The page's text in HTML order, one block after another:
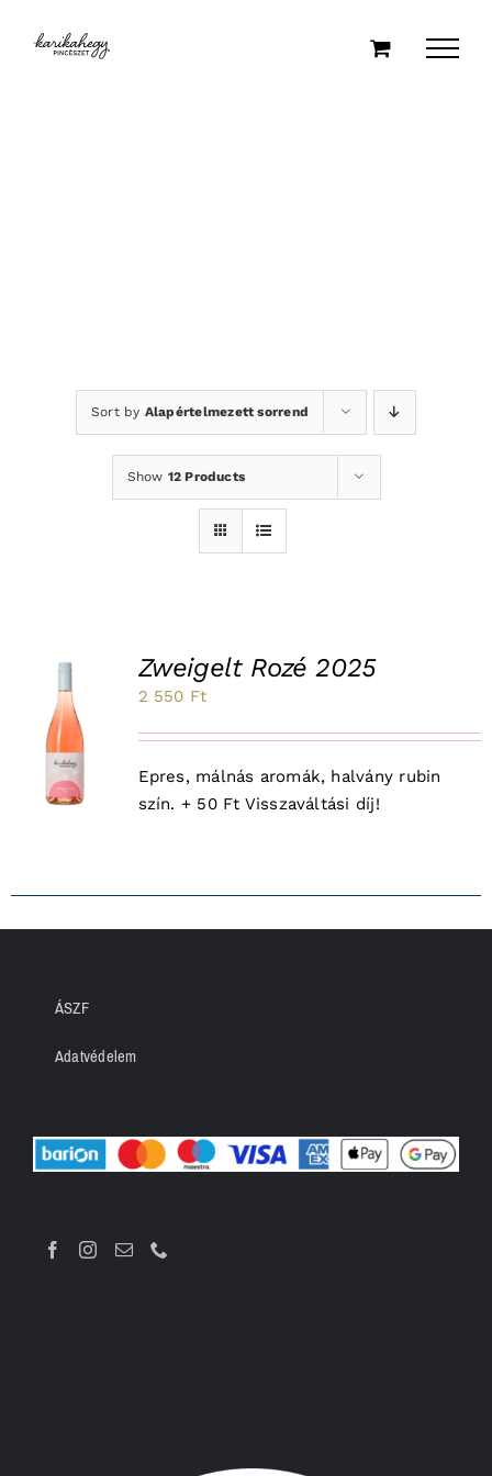
Sort by Alapértelmezett sorrend
Show 12 Products
Zweigelt Rozé 2025
2 550 Ft
Epres, málnás aromák, halvány rubin
szín. + 50 Ft Visszaváltási díj!
ÁSZF
Adatvédelem